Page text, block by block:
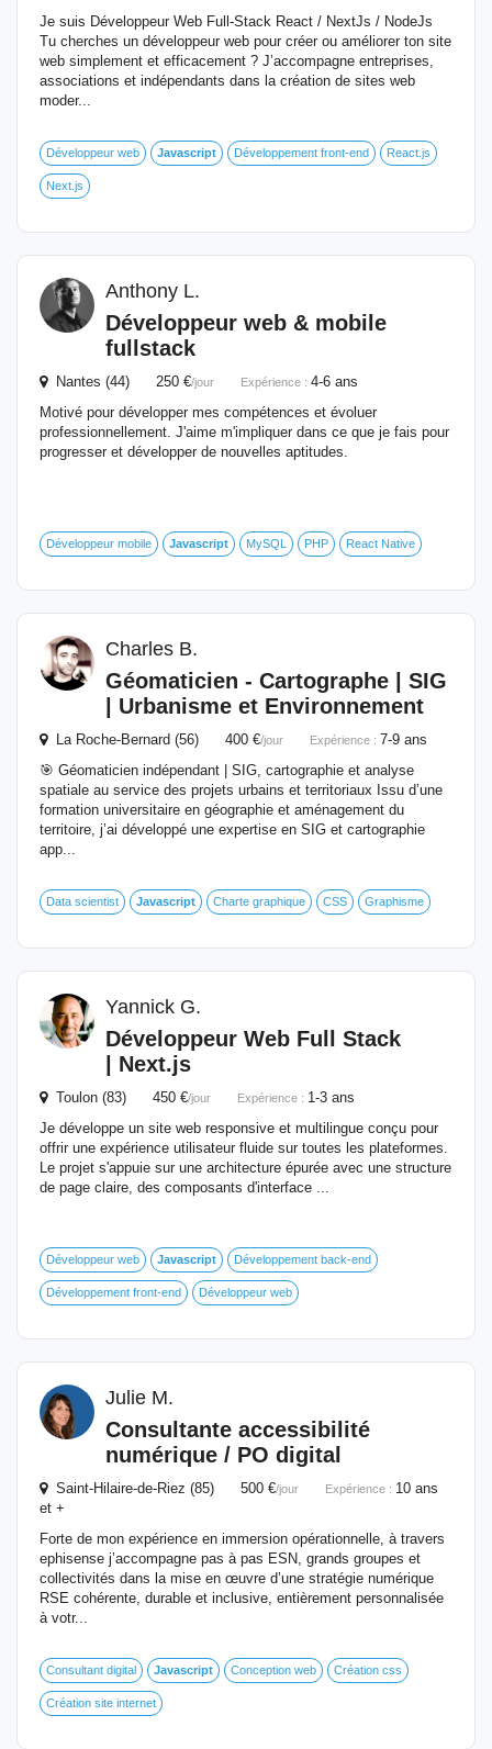
Je suis Développeur Web Full-Stack React / NextJs / NodeJs
Tu cherches un développeur web pour créer ou améliorer ton site
web simplement et efficacement ? J’accompagne entreprises,
associations et indépendants dans la création de sites web
moder...
Développeur web Javascript Développement front-end React.js
Next.js
Anthony L.
Développeur web & mobile
fullstack
Nantes (44) 250 €/jour Expérience : 4-6 ans
Motivé pour développer mes compétences et évoluer
professionnellement. J'aime m'impliquer dans ce que je fais pour
progresser et développer de nouvelles aptitudes.
Développeur mobile Javascript MySQL PHP React Native
Charles B.
Géomaticien - Cartographe | SIG
| Urbanisme et Environnement
La Roche-Bernard (56) 400 €/jour Expérience : 7-9 ans
🎯 Géomaticien indépendant | SIG, cartographie et analyse
spatiale au service des projets urbains et territoriaux Issu d’une
formation universitaire en géographie et aménagement du
territoire, j’ai développé une expertise en SIG et cartographie
app...
Data scientist Javascript Charte graphique CSS Graphisme
Yannick G.
Développeur Web Full Stack
| Next.js
Toulon (83) 450 €/jour Expérience : 1-3 ans
Je développe un site web responsive et multilingue conçu pour
offrir une expérience utilisateur fluide sur toutes les plateformes.
Le projet s'appuie sur une architecture épurée avec une structure
de page claire, des composants d'interface ...
Développeur web Javascript Développement back-end
Développement front-end Développeur web
Julie M.
Consultante accessibilité
numérique / PO digital
Saint-Hilaire-de-Riez (85) 500 €/jour Expérience : 10 ans
et +
Forte de mon expérience en immersion opérationnelle, à travers
ephisense j’accompagne pas à pas ESN, grands groupes et
collectivités dans la mise en œuvre d’une stratégie numérique
RSE cohérente, durable et inclusive, entièrement personnalisée
à votr...
Consultant digital Javascript Conception web Création css
Création site internet